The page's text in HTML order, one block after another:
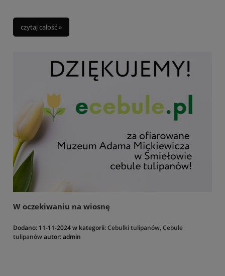
czytaj całość »
W oczekiwaniu na wiosnę
Dodano: 11-11-2024w kategorii:Cebulki tulipanów, Cebule
tulipanówautor:admin